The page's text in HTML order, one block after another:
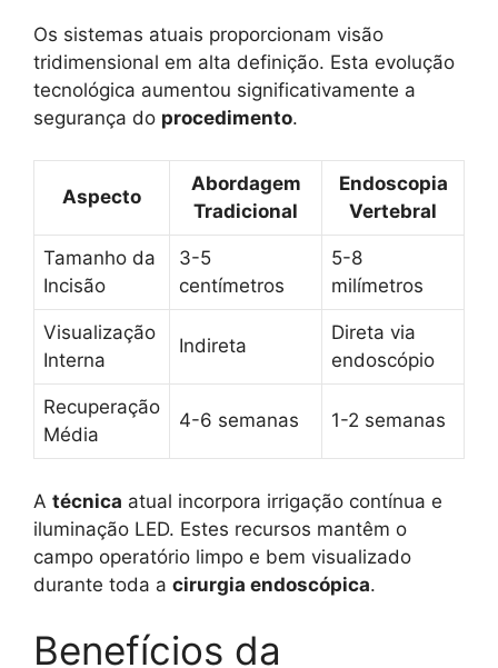
Os sistemas atuais proporcionam visão
tridimensional em alta definição. Esta evolução
tecnológica aumentou significativamente a
segurança do procedimento.
Aspecto
Abordagem
Tradicional
Endoscopia
Vertebral
Tamanho da
Incisão
3-5
centímetros
5-8
milímetros
Visualização
Interna
Indireta
Direta via
endoscópio
Recuperação
Média
4-6 semanas 1-2 semanas
A técnica atual incorpora irrigação contínua e
iluminação LED. Estes recursos mantêm o
campo operatório limpo e bem visualizado
durante toda a cirurgia endoscópica.
Benefícios da